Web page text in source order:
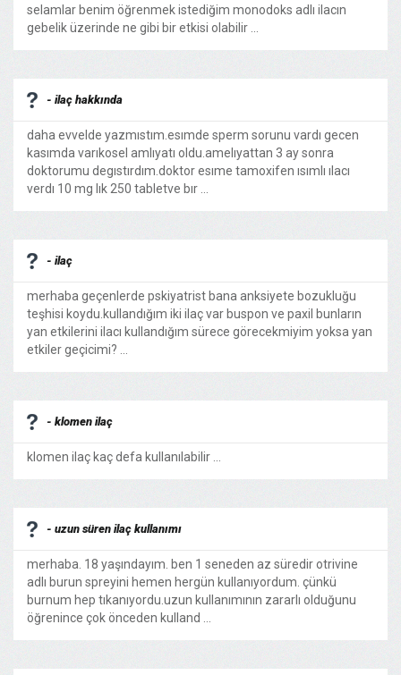
selamlar benim öğrenmek istediğim monodoks adlı ilacın
gebelik üzerinde ne gibi bir etkisi olabilir ...
- ilaç hakkında
daha evvelde yazmıstım.esımde sperm sorunu vardı gecen
kasımda varıkosel amlıyatı oldu.amelıyattan 3 ay sonra
doktorumu degıstırdım.doktor esıme tamoxifen ısımlı ılacı
verdı 10 mg lık 250 tabletve bır ...
- ilaç
merhaba geçenlerde pskiyatrist bana anksiyete bozukluğu
teşhisi koydu.kullandığım iki ilaç var buspon ve paxil bunların
yan etkilerini ilacı kullandığım sürece görecekmiyim yoksa yan
etkiler geçicimi? ...
- klomen ilaç
klomen ilaç kaç defa kullanılabilir ...
- uzun süren ilaç kullanımı
merhaba. 18 yaşındayım. ben 1 seneden az süredir otrivine
adlı burun spreyini hemen hergün kullanıyordum. çünkü
burnum hep tıkanıyordu.uzun kullanımının zararlı olduğunu
öğrenince çok önceden kulland ...